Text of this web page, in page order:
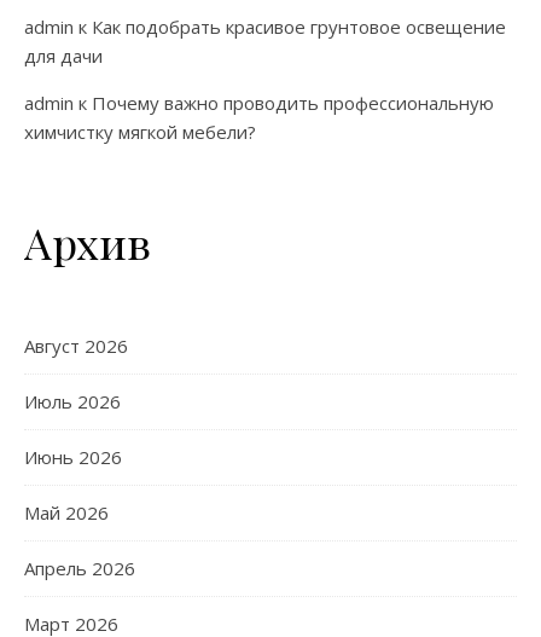
admin к Как подобрать красивое грунтовое освещение
для дачи
admin к Почему важно проводить профессиональную
химчистку мягкой мебели?
Архив
Август 2026
Июль 2026
Июнь 2026
Май 2026
Апрель 2026
Март 2026